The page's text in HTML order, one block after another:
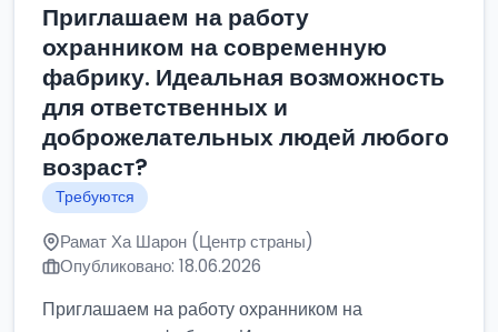
Приглашаем на работу
охранником на современную
фабрику. Идеальная возможность
для ответственных и
доброжелательных людей любого
возраст?
Требуются
Рамат Ха Шарон (Центр страны)
Опубликовано: 18.06.2026
Приглашаем на работу охранником на